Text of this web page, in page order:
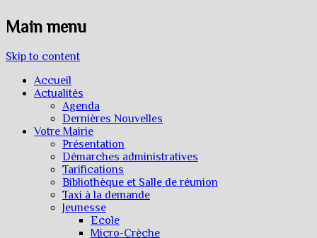
Main menu
Skip to content
Accueil
Actualités
Agenda
Dernières Nouvelles
Votre Mairie
Présentation
Démarches administratives
Tarifications
Bibliothèque et Salle de réunion
Taxi à la demande
Jeunesse
Ecole
Micro-Crèche